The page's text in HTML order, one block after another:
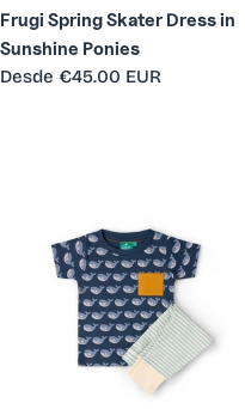
Frugi Spring Skater Dress in
Sunshine Ponies
Precio
Desde €45.00 EUR